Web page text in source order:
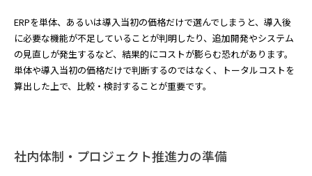
ERPを単体、あるいは導入当初の価格だけで選んでしまうと、導入後
に必要な機能が不足していることが判明したり、追加開発やシステム
の見直しが発生するなど、結果的にコストが膨らむ恐れがあります。
単体や導入当初の価格だけで判断するのではなく、トータルコストを
算出した上で、比較・検討することが重要です。
社内体制・プロジェクト推進力の準備